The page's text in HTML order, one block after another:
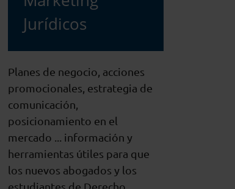
Jurídicos
Planes de negocio, acciones
promocionales, estrategia de
comunicación,
posicionamiento en el
mercado ... información y
herramientas útiles para que
los nuevos abogados y los
estudiantes de Derecho